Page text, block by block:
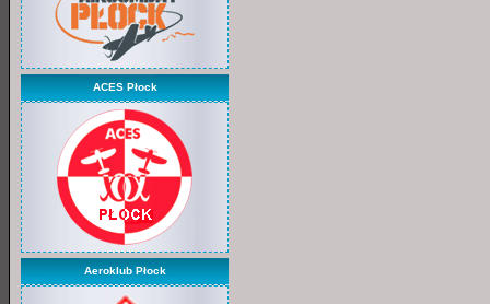
ACES Płock
Aeroklub Płock